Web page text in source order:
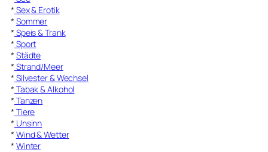
* Sex & Erotik
* Sommer
* Speis & Trank
* Sport
* Städte
* Strand/Meer
* Silvester & Wechsel
* Tabak & Alkohol
* Tanzen
* Tiere
* Unsinn
* Wind & Wetter
* Winter